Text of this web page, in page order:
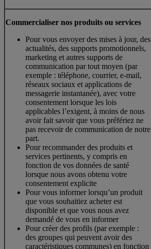
Commercialiser nos produits ou services
Pour vous envoyer des mises à jour, des
actualités, des supports promotionnels,
marketing et autres supports de
communication par tout moyen (par
exemple : téléphone, courrier, e-mail,
réseaux sociaux et applications de
messagerie instantanée), avec votre
consentement lorsque les lois
applicables l’exigent, à moins de nous
avoir fait savoir que vous préfériez ne
pas recevoir de communication de notre
part.
Pour recommander des produits et
services pertinents, y compris en
fonction de vos données de santé
lorsque nous avons obtenu votre
consentement explicite
Pour vous informer lorsqu’un produit
que vous souhaitiez acheter est
disponible et que vous nous avez
demandé de vous en informer
Pour créer des profils (par exemple :
des groupes qui peuvent avoir des
caractéristiques communes) en fonction